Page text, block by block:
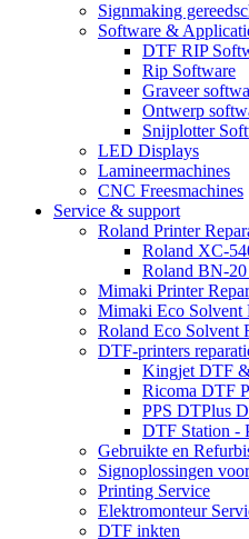
Signmaking
Software &
DTF RIP
Rip Software
Graveer
Ontwerp
Snijplotter
LED Displays
Lamineermachines
CNC Freesmachines
Service & support
Roland Printer
Roland XC-
Roland BN-20
Mimaki Printer
Mimaki Eco Solvent
Roland Eco Solvent
DTF-printers
Kingjet DTF
Ricoma DTF
PPS DTPlus
DTF Station -
Gebruikte en
Signoplossingen
Printing Service
Elektromonteur
DTF inkten